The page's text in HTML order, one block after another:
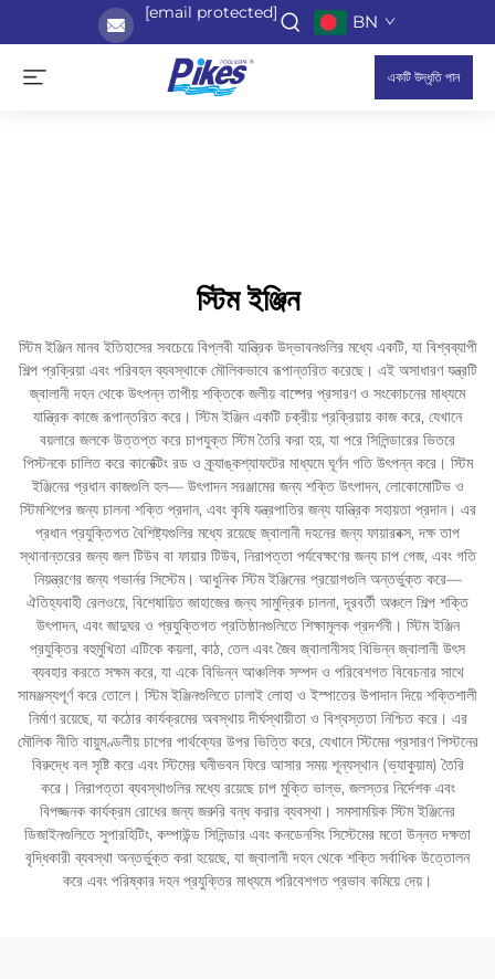
[email protected] BN
একটি উদ্ধৃতি পান
স্টিম ইঞ্জিন
স্টিম ইঞ্জিন মানব ইতিহাসের সবচেয়ে বিপ্লবী যান্ত্রিক উদ্ভাবনগুলির মধ্যে একটি, যা বিশ্বব্যাপী
শিল্প প্রক্রিয়া এবং পরিবহন ব্যবস্থাকে মৌলিকভাবে রূপান্তরিত করেছে। এই অসাধারণ যন্ত্রটি
জ্বালানী দহন থেকে উৎপন্ন তাপীয় শক্তিকে জলীয় বাষ্পের প্রসারণ ও সংকোচনের মাধ্যমে
যান্ত্রিক কাজে রূপান্তরিত করে। স্টিম ইঞ্জিন একটি চক্রীয় প্রক্রিয়ায় কাজ করে, যেখানে
বয়লারে জলকে উত্তপ্ত করে চাপযুক্ত স্টিম তৈরি করা হয়, যা পরে সিলিন্ডারের ভিতরে
পিস্টনকে চালিত করে কানেক্টিং রড ও ক্র্যাঙ্কশ্যাফটের মাধ্যমে ঘূর্ণন গতি উৎপন্ন করে। স্টিম
ইঞ্জিনের প্রধান কাজগুলি হল— উৎপাদন সরঞ্জামের জন্য শক্তি উৎপাদন, লোকোমোটিভ ও
স্টিমশিপের জন্য চালনা শক্তি প্রদান, এবং কৃষি যন্ত্রপাতির জন্য যান্ত্রিক সহায়তা প্রদান। এর
প্রধান প্রযুক্তিগত বৈশিষ্ট্যগুলির মধ্যে রয়েছে জ্বালানী দহনের জন্য ফায়ারবক্স, দক্ষ তাপ
স্থানান্তরের জন্য জল টিউব বা ফায়ার টিউব, নিরাপত্তা পর্যবেক্ষণের জন্য চাপ গেজ, এবং গতি
নিয়ন্ত্রণের জন্য গভার্নর সিস্টেম। আধুনিক স্টিম ইঞ্জিনের প্রয়োগগুলি অন্তর্ভুক্ত করে—
ঐতিহ্যবাহী রেলওয়ে, বিশেষায়িত জাহাজের জন্য সামুদ্রিক চালনা, দূরবর্তী অঞ্চলে শিল্প শক্তি
উৎপাদন, এবং জাদুঘর ও প্রযুক্তিগত প্রতিষ্ঠানগুলিতে শিক্ষামূলক প্রদর্শনী। স্টিম ইঞ্জিন
প্রযুক্তির বহুমুখিতা এটিকে কয়লা, কাঠ, তেল এবং জৈব জ্বালানীসহ বিভিন্ন জ্বালানী উৎস
ব্যবহার করতে সক্ষম করে, যা একে বিভিন্ন আঞ্চলিক সম্পদ ও পরিবেশগত বিবেচনার সাথে
সামঞ্জস্যপূর্ণ করে তোলে। স্টিম ইঞ্জিনগুলিতে ঢালাই লোহা ও ইস্পাতের উপাদান দিয়ে শক্তিশালী
নির্মাণ রয়েছে, যা কঠোর কার্যক্রমের অবস্থায় দীর্ঘস্থায়ীতা ও বিশ্বস্ততা নিশ্চিত করে। এর
মৌলিক নীতি বায়ুমণ্ডলীয় চাপের পার্থক্যের উপর ভিত্তি করে, যেখানে স্টিমের প্রসারণ পিস্টনের
বিরুদ্ধে বল সৃষ্টি করে এবং স্টিমের ঘনীভবন ফিরে আসার সময় শূন্যস্থান (ভ্যাকুয়াম) তৈরি
করে। নিরাপত্তা ব্যবস্থাগুলির মধ্যে রয়েছে চাপ মুক্তি ভাল্ভ, জলস্তর নির্দেশক এবং
বিপজ্জনক কার্যক্রম রোধের জন্য জরুরি বন্ধ করার ব্যবস্থা। সমসাময়িক স্টিম ইঞ্জিনের
ডিজাইনগুলিতে সুপারহিটিং, কম্পাউন্ড সিলিন্ডার এবং কনডেনসিং সিস্টেমের মতো উন্নত দক্ষতা
বৃদ্ধিকারী ব্যবস্থা অন্তর্ভুক্ত করা হয়েছে, যা জ্বালানী দহন থেকে শক্তি সর্বাধিক উত্তোলন
করে এবং পরিষ্কার দহন প্রযুক্তির মাধ্যমে পরিবেশগত প্রভাব কমিয়ে দেয়।